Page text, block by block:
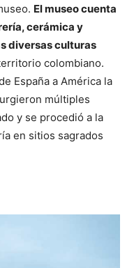
El museo cuenta
cerámica y
diversas culturas
colombiano.
España a América la
múltiples
y se procedió a la
en sitios sagrados